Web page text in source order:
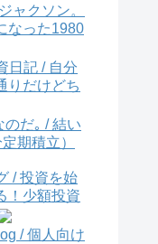
ャクソン。
なった1980
日記 / 自分
りだけどち
だ｡ / 結い
期積立）
/ 投資を始
！少額投資
/ 個人向け